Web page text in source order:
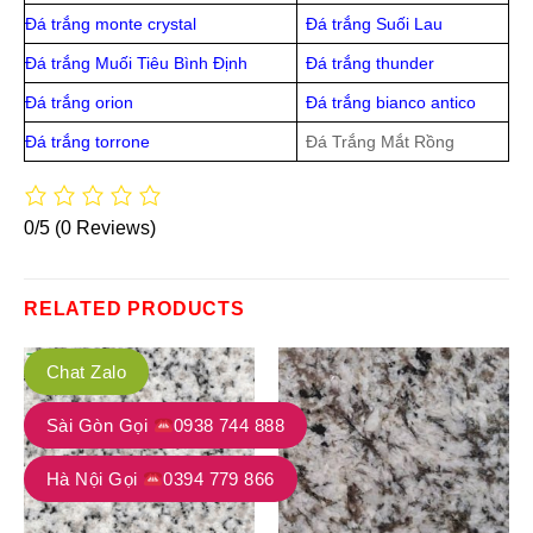
Đá trắng monte crystal Đá trắng Suối Lau
Đá trắng Muối Tiêu Bình Định Đá trắng thunder
Đá trắng orion Đá trắng bianco antico
Đá trắng torrone Đá Trắng Mắt Rồng
0/5 (0 Reviews)
RELATED PRODUCTS
Chat Zalo
Sài Gòn Gọi 0938 744 888
Hà Nội Gọi 0394 779 866